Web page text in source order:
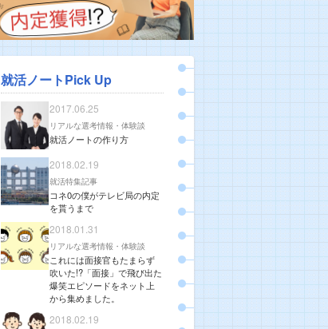
就活ノートPick Up
2017.06.25
リアルな選考情報・体験談
就活ノートの作り方
2018.02.19
就活特集記事
コネ0の僕がテレビ局の内定
を貰うまで
2018.01.31
リアルな選考情報・体験談
これには面接官もたまらず
吹いた!?「面接」で飛び出た
爆笑エピソードをネット上
から集めました。
2018.02.19